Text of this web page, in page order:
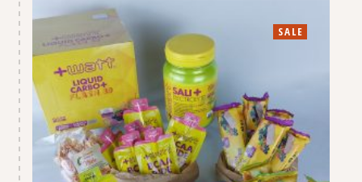
SALE